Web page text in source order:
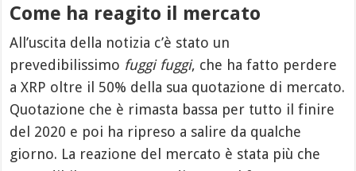
Come ha reagito il mercato
All’uscita della notizia c’è stato un
prevedibilissimo fuggi fuggi, che ha fatto perdere
a XRP oltre il 50% della sua quotazione di mercato.
Quotazione che è rimasta bassa per tutto il finire
del 2020 e poi ha ripreso a salire da qualche
giorno. La reazione del mercato è stata più che